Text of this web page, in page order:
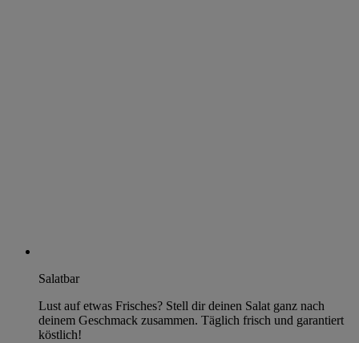
Salatbar
Lust auf etwas Frisches? Stell dir deinen Salat ganz nach
deinem Geschmack zusammen. Täglich frisch und garantiert
köstlich!